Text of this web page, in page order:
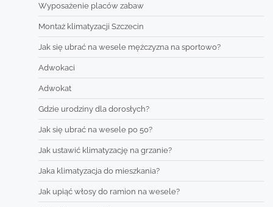
Wyposażenie placów zabaw
Montaż klimatyzacji Szczecin
Jak się ubrać na wesele mężczyzna na sportowo?
Adwokaci
Adwokat
Gdzie urodziny dla dorosłych?
Jak się ubrać na wesele po 50?
Jak ustawić klimatyzację na grzanie?
Jaka klimatyzacja do mieszkania?
Jak upiąć włosy do ramion na wesele?